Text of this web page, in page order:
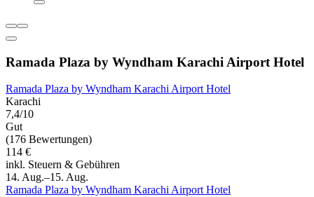
Ramada Plaza by Wyndham Karachi Airport Hotel
Ramada Plaza by Wyndham Karachi Airport Hotel
Karachi
7,4/10
Gut
(176 Bewertungen)
114 €
inkl. Steuern & Gebühren
14. Aug.–15. Aug.
Ramada Plaza by Wyndham Karachi Airport Hotel